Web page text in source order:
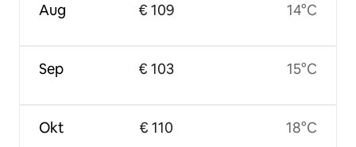
Aug
Sep
Okt
€ 109
€ 103
€ 110
14°C
15°C
18°C